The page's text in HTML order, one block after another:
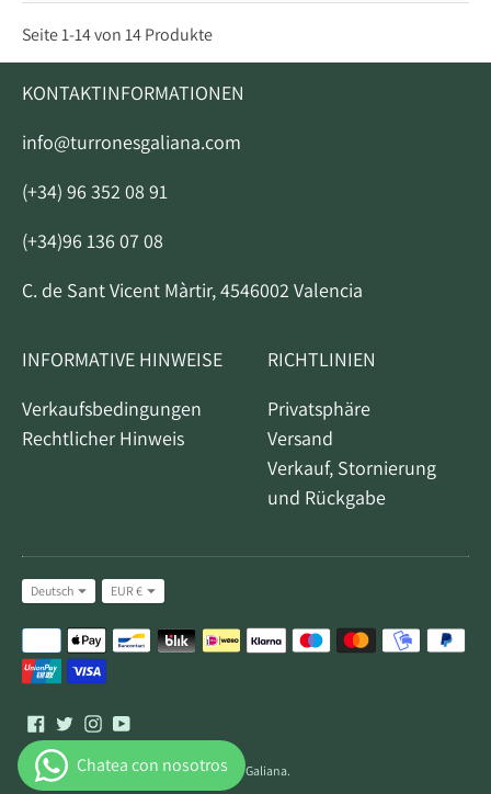
Seite 1-14 von 14 Produkte
KONTAKTINFORMATIONEN
info@turronesgaliana.com
(+34) 96 352 08 91
(+34)96 136 07 08
C. de Sant Vicent Màrtir, 4546002 Valencia
INFORMATIVE HINWEISE
Verkaufsbedingungen
Rechtlicher Hinweis
RICHTLINIEN
Privatsphäre
Versand
Verkauf, Stornierung
und Rückgabe
Sprache
Deutsch Währung
EUR €
Akzeptierte
Zahlungsmethoden
Alle Rechte vorbehalten © 2026,Turrones Galiana.